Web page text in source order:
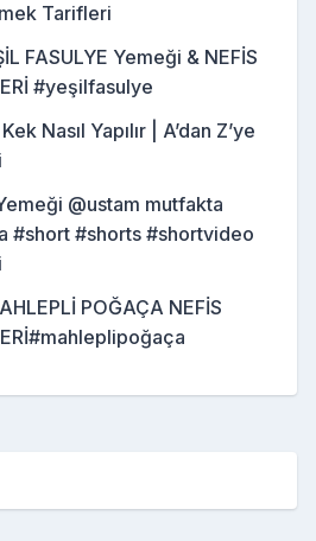
Tarifleri
FASULYE Yemeği & NEFİS
#yeşilfasulye
Nasıl Yapılır | A’dan Z’ye
Yemeği @ustam mutfakta
#short #shorts #shortvideo
POĞAÇA NEFİS